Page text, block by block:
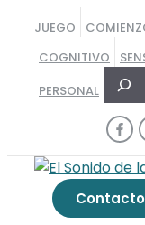
contenido
JUEGO
COGNITIVO
PERSONAL
Buscar
Contacto